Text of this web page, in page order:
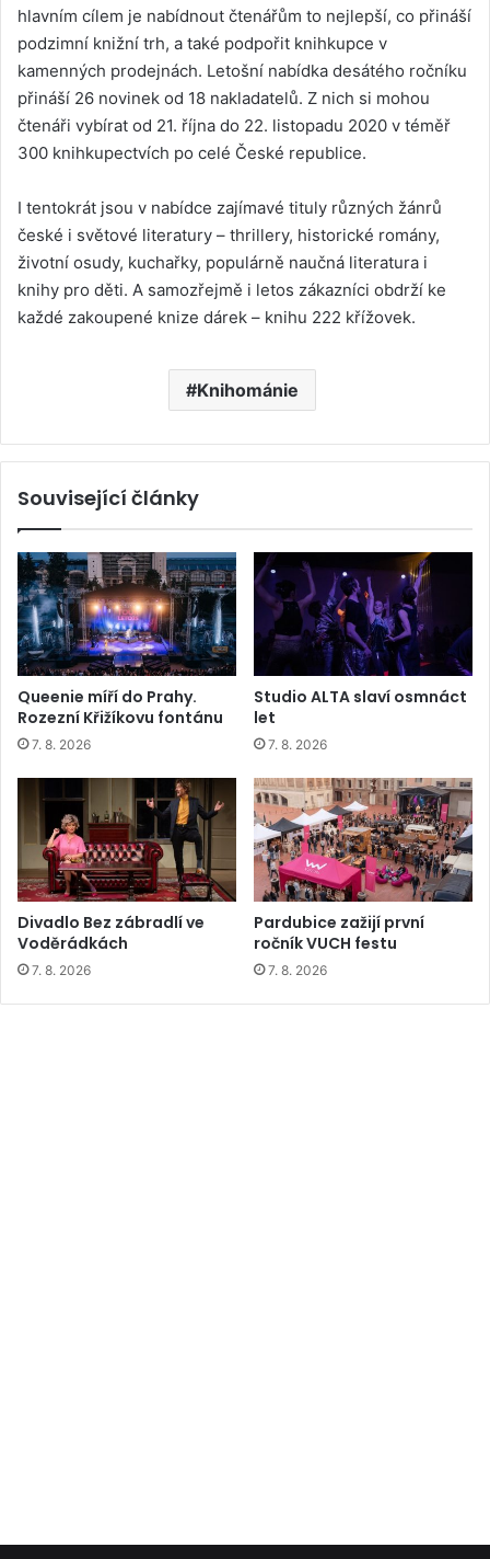
hlavním cílem je nabídnout čtenářům to nejlepší, co přináší
podzimní knižní trh, a také podpořit knihkupce v
kamenných prodejnách. Letošní nabídka desátého ročníku
přináší 26 novinek od 18 nakladatelů. Z nich si mohou
čtenáři vybírat od 21. října do 22. listopadu 2020 v téměř
300 knihkupectvích po celé České republice.
I tentokrát jsou v nabídce zajímavé tituly různých žánrů
české i světové literatury – thrillery, historické romány,
životní osudy, kuchařky, populárně naučná literatura i
knihy pro děti. A samozřejmě i letos zákazníci obdrží ke
každé zakoupené knize dárek – knihu 222 křížovek.
Knihománie
Související články
Queenie míří do Prahy.
Rozezní Křižíkovu fontánu
7. 8. 2026
Studio ALTA slaví osmnáct
let
7. 8. 2026
Divadlo Bez zábradlí ve
Voděrádkách
7. 8. 2026
Pardubice zažijí první
ročník VUCH festu
7. 8. 2026